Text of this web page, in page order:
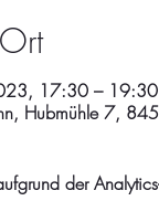
17:30 – 19:30
Hubmühle 7,
der